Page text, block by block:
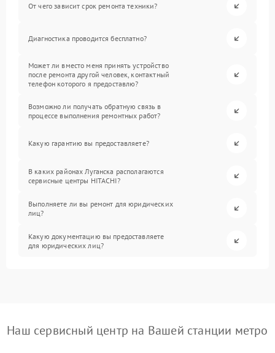
От чего зависит срок ремонта техники?
Диагностика проводится бесплатно?
Может ли вместо меня принять устройство
после ремонта другой человек, контактный
телефон которого я предоставлю?
Возможно ли получать обратную связь в
процессе выполнения ремонтных работ?
Какую гарантию вы предоставляете?
В каких районах Луганска располагаются
сервисные центры HITACHI?
Выполняете ли вы ремонт для юридических
лиц?
Какую документацию вы предоставляете
для юридических лиц?
Наш сервисный центр на Вашей станции метро